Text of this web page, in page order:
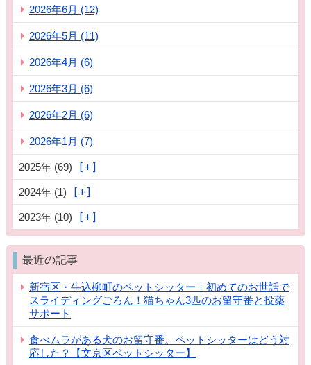
2026年6月 (12)
2026年5月 (11)
2026年4月 (6)
2026年3月 (6)
2026年2月 (6)
2026年1月 (7)
2025年 (69)
2024年 (1)
2023年 (10)
最近の記事
新宿区・牛込柳町のペットシッター｜初めてのお世話で
スライディングごろん！猫ちゃん3匹のお留守番と投薬
サポート
食べムラがある犬のお留守番。ペットシッターはどう対
応した？【文京区ペットシッター】